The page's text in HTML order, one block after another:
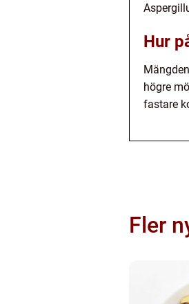
Hur
högre
fastare
Fler